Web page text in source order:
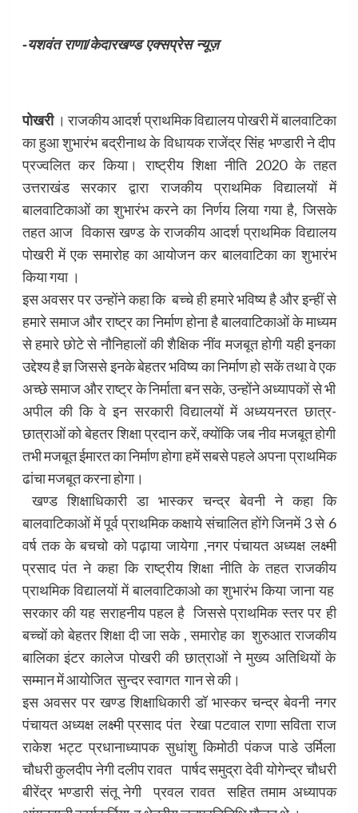
-यशवंत राणा/केदारखण्ड एक्सप्रेस न्यूज़
पोखरी। राजकीय आदर्श प्राथमिक विद्यालय पोखरी में बालवाटिका
का हुआ शुभारंभ बद्रीनाथ के विधायक राजेंद्र सिंह भण्डारी ने दीप
प्रज्वलित कर किया। राष्ट्रीय शिक्षा नीति 2020 के तहत
उत्तराखंड सरकार द्वारा राजकीय प्राथमिक विद्यालयों में
बालवाटिकाओं का शुभारंभ करने का निर्णय लिया गया है, जिसके
तहत आज विकास खण्ड के राजकीय आदर्श प्राथमिक विद्यालय
पोखरी में एक समारोह का आयोजन कर बालवाटिका का शुभारंभ
किया गया ।
इस अवसर पर उन्होंने कहा कि बच्चे ही हमारे भविष्य है और इन्हीं से
हमारे समाज और राष्ट्र का निर्माण होना है बालवाटिकाओं के माध्यम
से हमारे छोटे से नौनिहालों की शैक्षिक नींव मजबूत होगी यही इनका
उद्देश्य है ज्ञ जिससे इनके बेहतर भविष्य का निर्माण हो सकें तथा वे एक
अच्छे समाज और राष्ट्र के निर्माता बन सके, उन्होंने अध्यापकों से भी
अपील की कि वे इन सरकारी विद्यालयों में अध्ययनरत छात्र-
छात्राओं को बेहतर शिक्षा प्रदान करें, क्योंकि जब नीव मजबूत होगी
तभी मजबूत ईमारत का निर्माण होगा हमें सबसे पहले अपना प्राथमिक
ढांचा मजबूत करना होगा।
खण्ड शिक्षाधिकारी डा भास्कर चन्द्र बेवनी ने कहा कि
बालवाटिकाओं में पूर्व प्राथमिक कक्षाये संचालित होंगे जिनमें 3 से 6
वर्ष तक के बचचो को पढ़ाया जायेगा ,नगर पंचायत अध्यक्ष लक्ष्मी
प्रसाद पंत ने कहा कि राष्ट्रीय शिक्षा नीति के तहत राजकीय
प्राथमिक विद्यालयों में बालवाटिकाओ का शुभारंभ किया जाना यह
सरकार की यह सराहनीय पहल है जिससे प्राथमिक स्तर पर ही
बच्चों को बेहतर शिक्षा दी जा सके , समारोह का शुरुआत राजकीय
बालिका इंटर कालेज पोखरी की छात्राओं ने मुख्य अतिथियों के
सम्मान में आयोजित सुन्दर स्वागत गान से की।
इस अवसर पर खण्ड शिक्षाधिकारी डॉ भास्कर चन्द्र बेवनी नगर
पंचायत अध्यक्ष लक्ष्मी प्रसाद पंत रेखा पटवाल राणा सविता राज
राकेश भट्ट प्रधानाध्यापक सुधांशु किमोठी पंकज पाडे उर्मिला
चौधरी कुलदीप नेगी दलीप रावत पार्षद समुद्रा देवी योगेन्द्र चौधरी
बीरेंद्र भण्डारी संतू नेगी प्रवल रावत सहित तमाम अध्यापक